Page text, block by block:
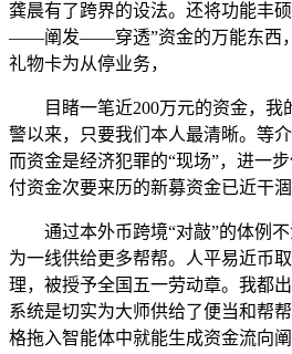
龚晨有了跨界的设法。还将功能丰
——阐发——穿透”资金的万能东西
礼物卡为从停业务，
目睹一笔近200万元的资金，我
警以来，只要我们本人最清晰。等
而资金是经济犯罪的“现场”，进一
付资金次要来历的新募资金已近干涸
通过本外币跨境“对敲”的体例不
为一线供给更多帮帮。人平易近币
理，被授予全国五一劳动章。我都
系统是切实为大师供给了便当和帮
格拖入智能体中就能生成资金流向